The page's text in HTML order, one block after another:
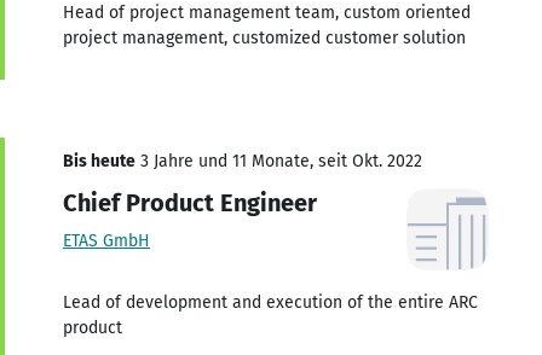
Head of project management team, custom oriented
project management, customized customer solution
Bis heute 3 Jahre und 11 Monate, seit Okt. 2022
Chief Product Engineer
ETAS GmbH
Lead of development and execution of the entire ARC
product